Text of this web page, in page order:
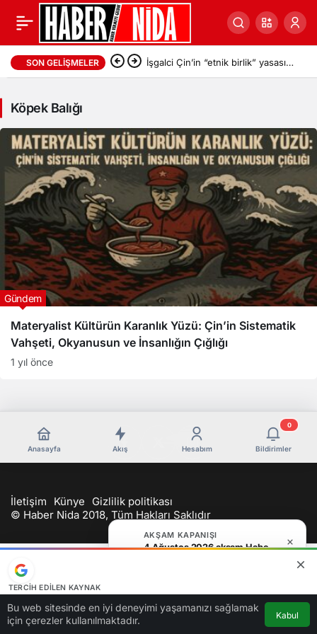
Köpek
Balığı
Haberleri
SON GELIŞMELER İşgalci Çin’in “etnik birlik” yasası 1
Köpek Balığı
Materyalist Kültürün Karanlık Yüzü: Çin’in Sistematik
Vahşeti, Okyanusun ve İnsanlığın Çığlığı
Gündem
1 yıl önce
AKŞAM KAPANIŞI
4 Ağustos 2026 akşam Haber Bülteni
Bu web sitesinde en iyi deneyimi yaşamanızı sağlamak
için çerezler kullanılmaktadır.
Kabul
Anasayfa Akış Hesabım Bildirimler
0
İletişim Künye
Gizlilik politikası
© Haber Nida 2018, Tüm Hakları Saklıdır
TERCIH EDILEN KAYNAK
Kaynağı Ekle